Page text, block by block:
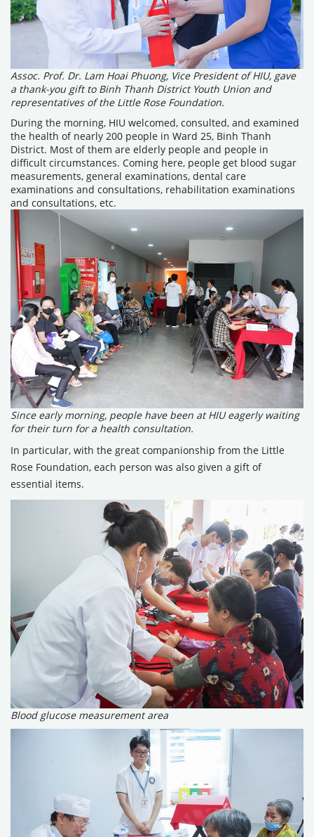
Assoc. Prof. Dr. Lam Hoai Phuong, Vice President of HIU, gave
a thank-you gift to Binh Thanh District Youth Union and
representatives of the Little Rose Foundation.
During the morning, HIU welcomed, consulted, and examined
the health of nearly 200 people in Ward 25, Binh Thanh
District. Most of them are elderly people and people in
difficult circumstances. Coming here, people get blood sugar
measurements, general examinations, dental care
examinations and consultations, rehabilitation examinations
and consultations, etc.
Since early morning, people have been at HIU eagerly waiting
for their turn for a health consultation.
In particular, with the great companionship from the Little
Rose Foundation, each person was also given a gift of
essential items.
Blood glucose measurement area